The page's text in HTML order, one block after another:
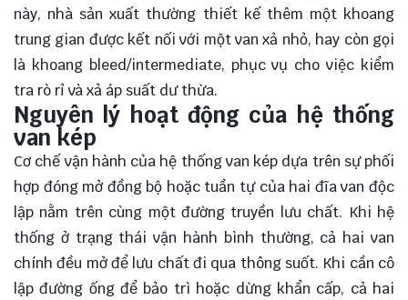
này, nhà sản xuất thường thiết kế thêm một khoang
trung gian được kết nối với một van xả nhỏ, hay còn gọi
là khoang bleed/intermediate, phục vụ cho việc kiểm
tra rò rỉ và xả áp suất dư thừa.
Nguyên lý hoạt động của hệ thống
van kép
Cơ chế vận hành của hệ thống van kép dựa trên sự phối
hợp đóng mở đồng bộ hoặc tuần tự của hai đĩa van độc
lập nằm trên cùng một đường truyền lưu chất. Khi hệ
thống ở trạng thái vận hành bình thường, cả hai van
chính đều mở để lưu chất đi qua thông suốt. Khi cần cô
lập đường ống để bảo trì hoặc dừng khẩn cấp, cả hai